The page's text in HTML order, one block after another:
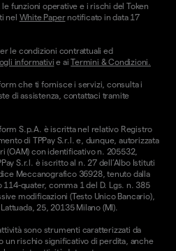
funzioni operative e i rischi del Token
nel White Papernotificato in data 17
le condizioni contrattuali ed
informativi e aiTermini & Condizioni.
che ti fornisce i servizi, consulta i
di assistenza, contattaci tramite
S.p.A. è iscritta nel relativo Registro
di TPPay S.r.l. e, dunque, autorizzata
(OAM) con identificativo n. 205532,
S.r.l. è iscritto al n. 27 dell’Albo Istituti
Meccanografico 36928, tenuto dalla
114-quater, comma 1 del D. Lgs. n. 385
modificazioni (Testo Unico Bancario),
25, 20135 Milano (MI).
sono strumenti caratterizzati da
un rischio significativo di perdita, anche